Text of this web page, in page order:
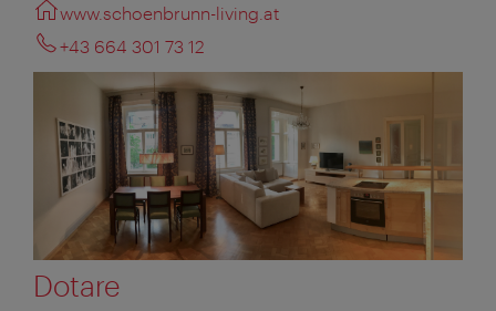
www.schoenbrunn-living.at
+43 664 301 73 12
Dotare